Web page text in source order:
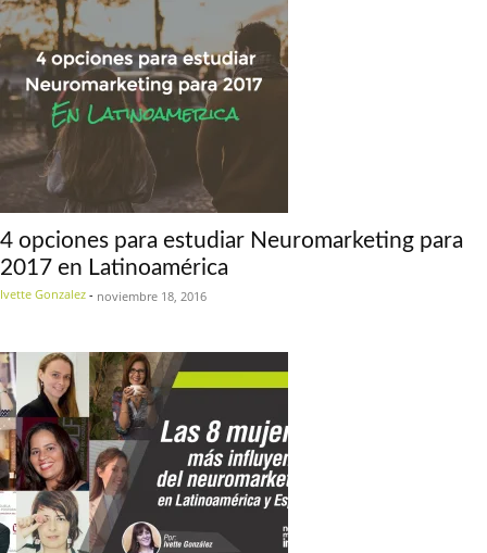
4 opciones para estudiar Neuromarketing para
2017 en Latinoamérica
Ivette Gonzalez - noviembre 18, 2016